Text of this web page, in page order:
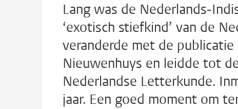
Lang was de Nederlands-
‘exotisch stiefkind’ van de
veranderde met de
Nieuwenhuys en leidde tot
Nederlandse Letterkunde.
jaar. Een goed moment om